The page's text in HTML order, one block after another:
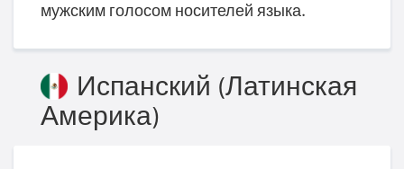
мужским голосом носителей языка.
Испанский (Латинская
Америка)